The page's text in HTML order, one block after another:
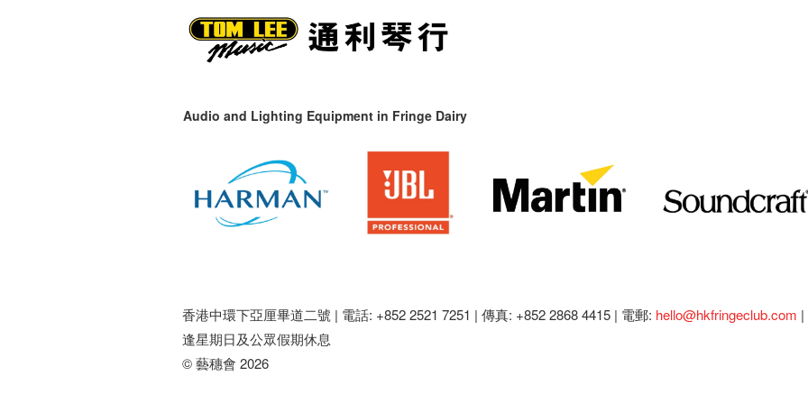
Audio and Lighting Equipment in Fringe Dairy
香港中環下亞厘畢道二號 | 電話: +852 2521 7251 | 傳真: +852 2868 4415 | 電郵: hello@hkfringeclub.com |
逢星期日及公眾假期休息
© 藝穗會 2026